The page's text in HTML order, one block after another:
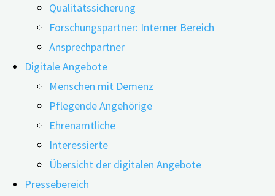
Qualitätssicherung
Forschungspartner: Interner Bereich
Ansprechpartner
Digitale Angebote
Menschen mit Demenz
Pflegende Angehörige
Ehrenamtliche
Interessierte
Übersicht der digitalen Angebote
Pressebereich
Viele Frauen berichten in den Wechseljahren von
Gedächtnislücken, Konzentrationsschwäche und einem
Gefühl „wie in Watte gepackt zu sein“, das oft als
„Gehirnnebel“ (engl. Brain Fog) bezeichnet wird. Ob
diese Beschwerden mit messbaren Veränderungen der
Denkleistung einhergehen, hat ein Forschungsteam aus
Großbritannien nun in einer groß angelegten Studie
untersucht.
14.000 Frauen im Fokus